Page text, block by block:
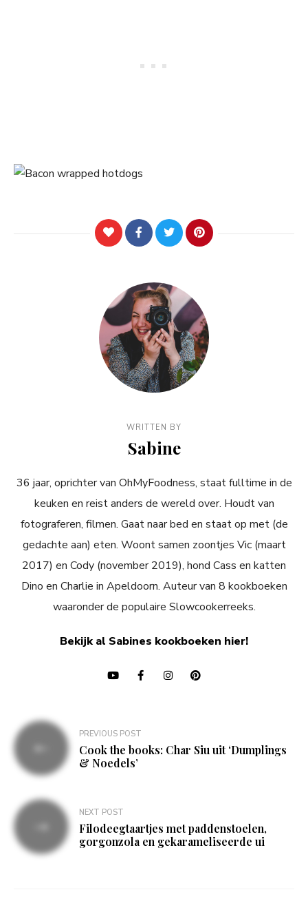
WRITTEN BY
Sabine
36 jaar, oprichter van OhMyFoodness, staat fulltime in de
keuken en reist anders de wereld over. Houdt van
fotograferen, filmen. Gaat naar bed en staat op met (de
gedachte aan) eten. Woont samen zoontjes Vic (maart
2017) en Cody (november 2019), hond Cass en katten
Dino en Charlie in Apeldoorn. Auteur van 8 kookboeken
waaronder de populaire Slowcookerreeks.
Bekijk al Sabines kookboeken hier!
Bericht
navigatie
PREVIOUS POST
Cook the books: Char Siu uit ‘Dumplings
& Noedels’
NEXT POST
Filodeegtaartjes met paddenstoelen,
gorgonzola en gekarameliseerde ui